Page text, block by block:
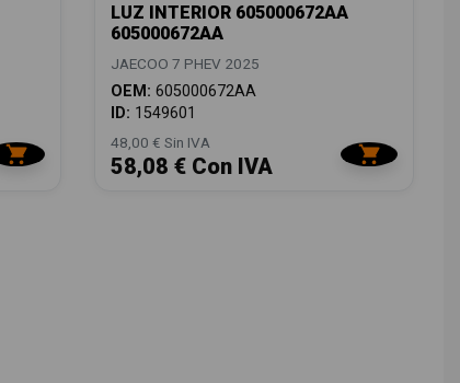
LUZ INTERIOR 605000672AA
605000672AA
JAECOO 7 PHEV 2025
OEM: 605000672AA
ID: 1549601
48,00 € Sin IVA
58,08 € Con IVA